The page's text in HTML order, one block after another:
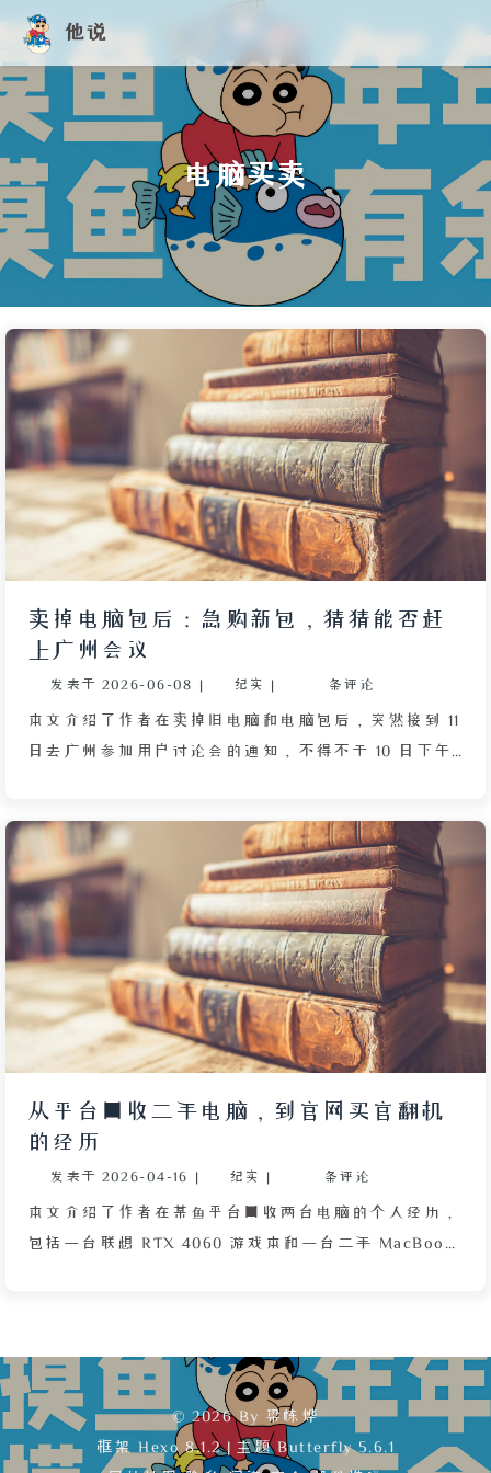
他说
电脑买卖
卖掉电脑包后：急购新包，猜猜能否赶
上广州会议
发表于 2026-06-08 | 纪实 | 条评论
本文介绍了作者在卖掉旧电脑和电脑包后，突然接到 11
日去广州参加用户讨论会的通知，不得不于 10 日下午
作者回忆下单后次日才显示打包中，而省内物流通常需
2 至 3 天，时间非常紧张，只能祈祷最晚在 9 日上午
收到。此外，作者看到非洲埃博拉病毒流行的新闻，担
心有感染者传入中国，为此咨询了 AI 助手和父亲，两
人均表示中国拥有完善的检疫、监测和应急处置体系，
传入风险极低。作者虽理智上认可，但心中仍存疑虑。
整篇文章围绕作者出发前的急迫心情和对物流、公共卫
生安全的双重忧虑展开。
从平台回收二手电脑，到官网买官翻机
的经历
发表于 2026-04-16 | 纪实 | 条评论
本文介绍了作者在某鱼平台回收两台电脑的个人经历，
包括一台联想 RTX 4060 游戏本和一台二手 MacBook
卖出 3500 元。更麻烦的是，因收款超过 3000 元，支
付宝反复封禁作者收款功能，申诉后才恢复正常。作者
由此深刻反思二手市场的混乱与平台漏洞，决定不再贪
便宜购买来路不明的二手产品。最终，作者在父母支持
© 2026 By 梁栋烨
框架Hexo 8.1.2 | 主题Butterfly 5.6.1